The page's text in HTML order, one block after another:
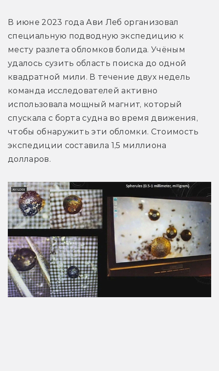
В июне 2023 года Ави Леб организовал
специальную подводную экспедицию к
месту разлета обломков болида. Учёным
удалось сузить область поиска до одной
квадратной мили. В течение двух недель
команда исследователей активно
использовала мощный магнит, который
спускала с борта судна во время движения,
чтобы обнаружить эти обломки. Стоимость
экспедиции составила 1,5 миллиона
долларов.